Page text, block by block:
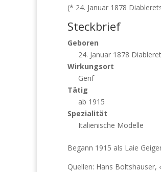
(* 24. Januar 1878
Steckbrief
Geboren
24. Januar 1878
Wirkungsort
Genf
Tätig
ab 1915
Spezialität
Italienische Modelle
Begann 1915 als Laie
Quellen: Hans Boltshauser,